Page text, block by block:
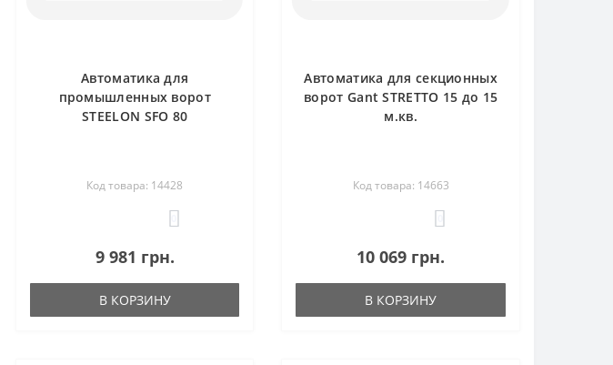
Автоматика для
промышленных ворот
STEELON SFO 80
Код товара: 14428
9 981 грн.
В КОРЗИНУ
Автоматика для секционных
ворот Gant STRETTO 15 до 15
м.кв.
Код товара: 14663
10 069 грн.
В КОРЗИНУ